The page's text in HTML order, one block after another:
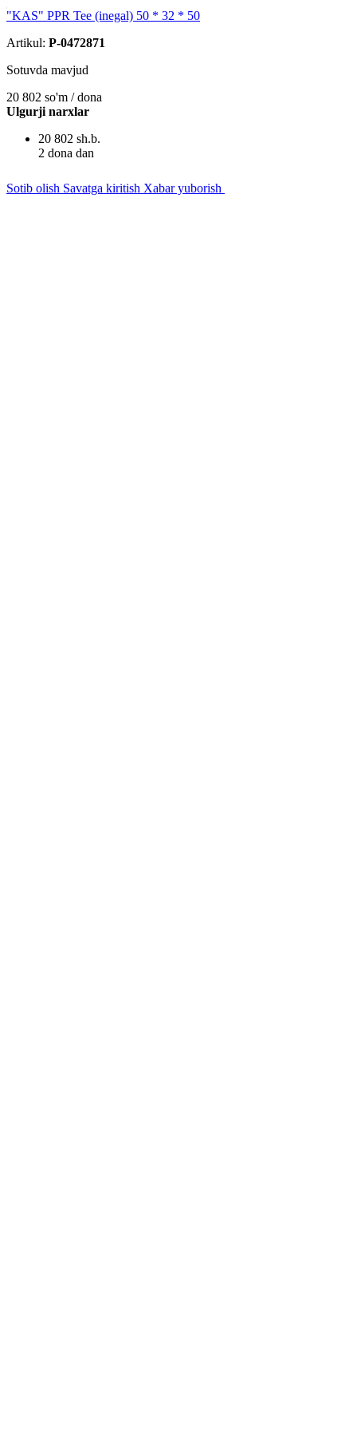
"KAS" PPR Tee (inegal) 50 * 32 * 50
Artikul: P-0472871
Sotuvda mavjud
20 802 so'm / dona
Ulgurji narxlar
20 802 sh.b.
2 dona dan
Sotib olish Savatga kiritish Xabar yuborish